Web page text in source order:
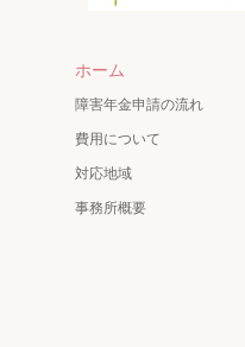
ホーム
障害年金申請の流れ
費用について
対応地域
事務所概要